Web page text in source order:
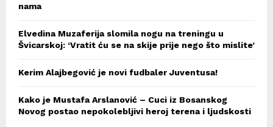
nama
Elvedina Muzaferija slomila nogu na treningu u
Švicarskoj: ‘Vratit ću se na skije prije nego što mislite’
Kerim Alajbegović je novi fudbaler Juventusa!
Kako je Mustafa Arslanović – Cuci iz Bosanskog
Novog postao nepokolebljivi heroj terena i ljudskosti